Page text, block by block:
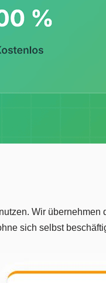
Wir
sich selbst